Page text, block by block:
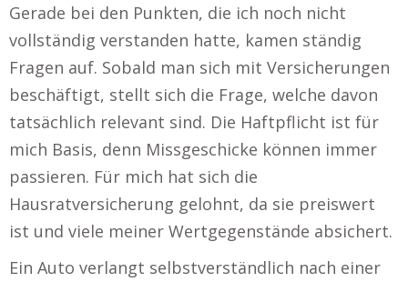
Gerade bei den Punkten, die ich noch nicht
vollständig verstanden hatte, kamen ständig
Fragen auf. Sobald man sich mit Versicherungen
beschäftigt, stellt sich die Frage, welche davon
tatsächlich relevant sind. Die Haftpflicht ist für
mich Basis, denn Missgeschicke können immer
passieren. Für mich hat sich die
Hausratversicherung gelohnt, da sie preiswert
ist und viele meiner Wertgegenstände absichert.
Ein Auto verlangt selbstverständlich nach einer